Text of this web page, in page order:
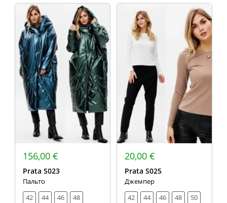
156,00 €
Prata S023
Пальто
42
44 46 48
20,00 €
Prata S025
Джемпер
42
44 46 48 50